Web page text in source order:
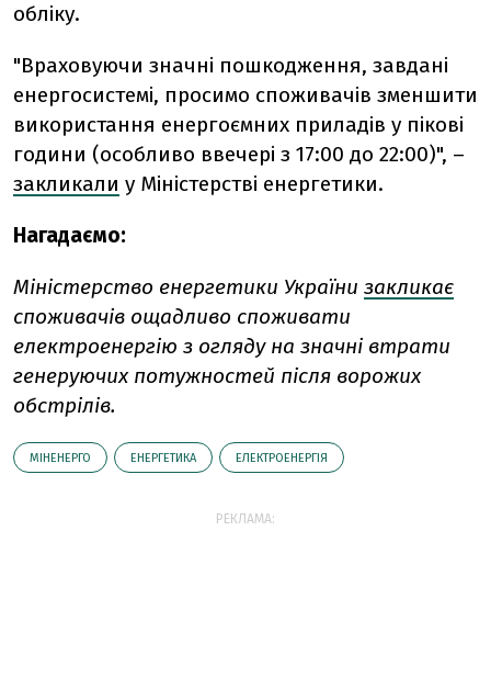
обліку.
"Враховуючи значні пошкодження, завдані
енергосистемі, просимо споживачів зменшити
використання енергоємних приладів у пікові
години (особливо ввечері з 17:00 до 22:00)", –
закликали у Міністерстві енергетики.
Нагадаємо:
Міністерство енергетики України закликає
споживачів ощадливо споживати
електроенергію з огляду на значні втрати
генеруючих потужностей після ворожих
обстрілів.
МІНЕНЕРГО ЕНЕРГЕТИКА ЕЛЕКТРОЕНЕРГІЯ
РЕКЛАМА: